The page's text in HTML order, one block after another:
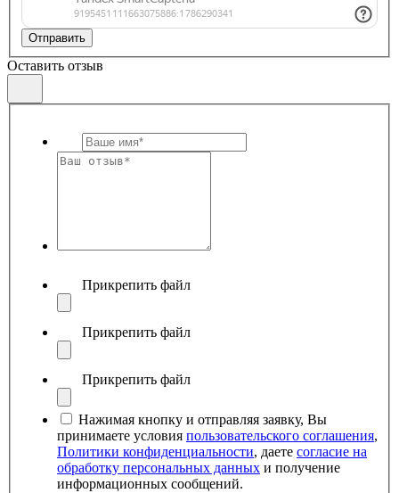
Отправить
Оставить отзыв
Прикрепить файл
Прикрепить файл
Прикрепить файл
Нажимая кнопку и отправляя заявку, Вы
принимаете условия пользовательского соглашения,
Политики конфиденциальности, даете согласие на
обработку персональных данных и получение
информационных сообщений.